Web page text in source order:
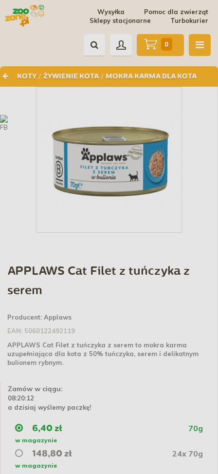
Pomoc dla zwierząt
Wysyłka
Turbokurier
Sklepy stacjonarne
KOTY / ŻYWIENIE KOTA / MOKRA KARMA DLA KOTA
0
APPLAWS Cat Filet z tuńczyka z
serem
Producent: Applaws
EAN: 5060122492119
APPLAWS Cat Filet z tuńczyka z serem to mokra karma
uzupełniająca dla kota z 50% tuńczyka, serem i delikatnym
bulionem rybnym.
Zamów w ciągu:
08:20:12
a dzisiaj wyślemy paczkę!
6,40 zł 70g
w magazynie
148,80 zł 24x 70g
w magazynie